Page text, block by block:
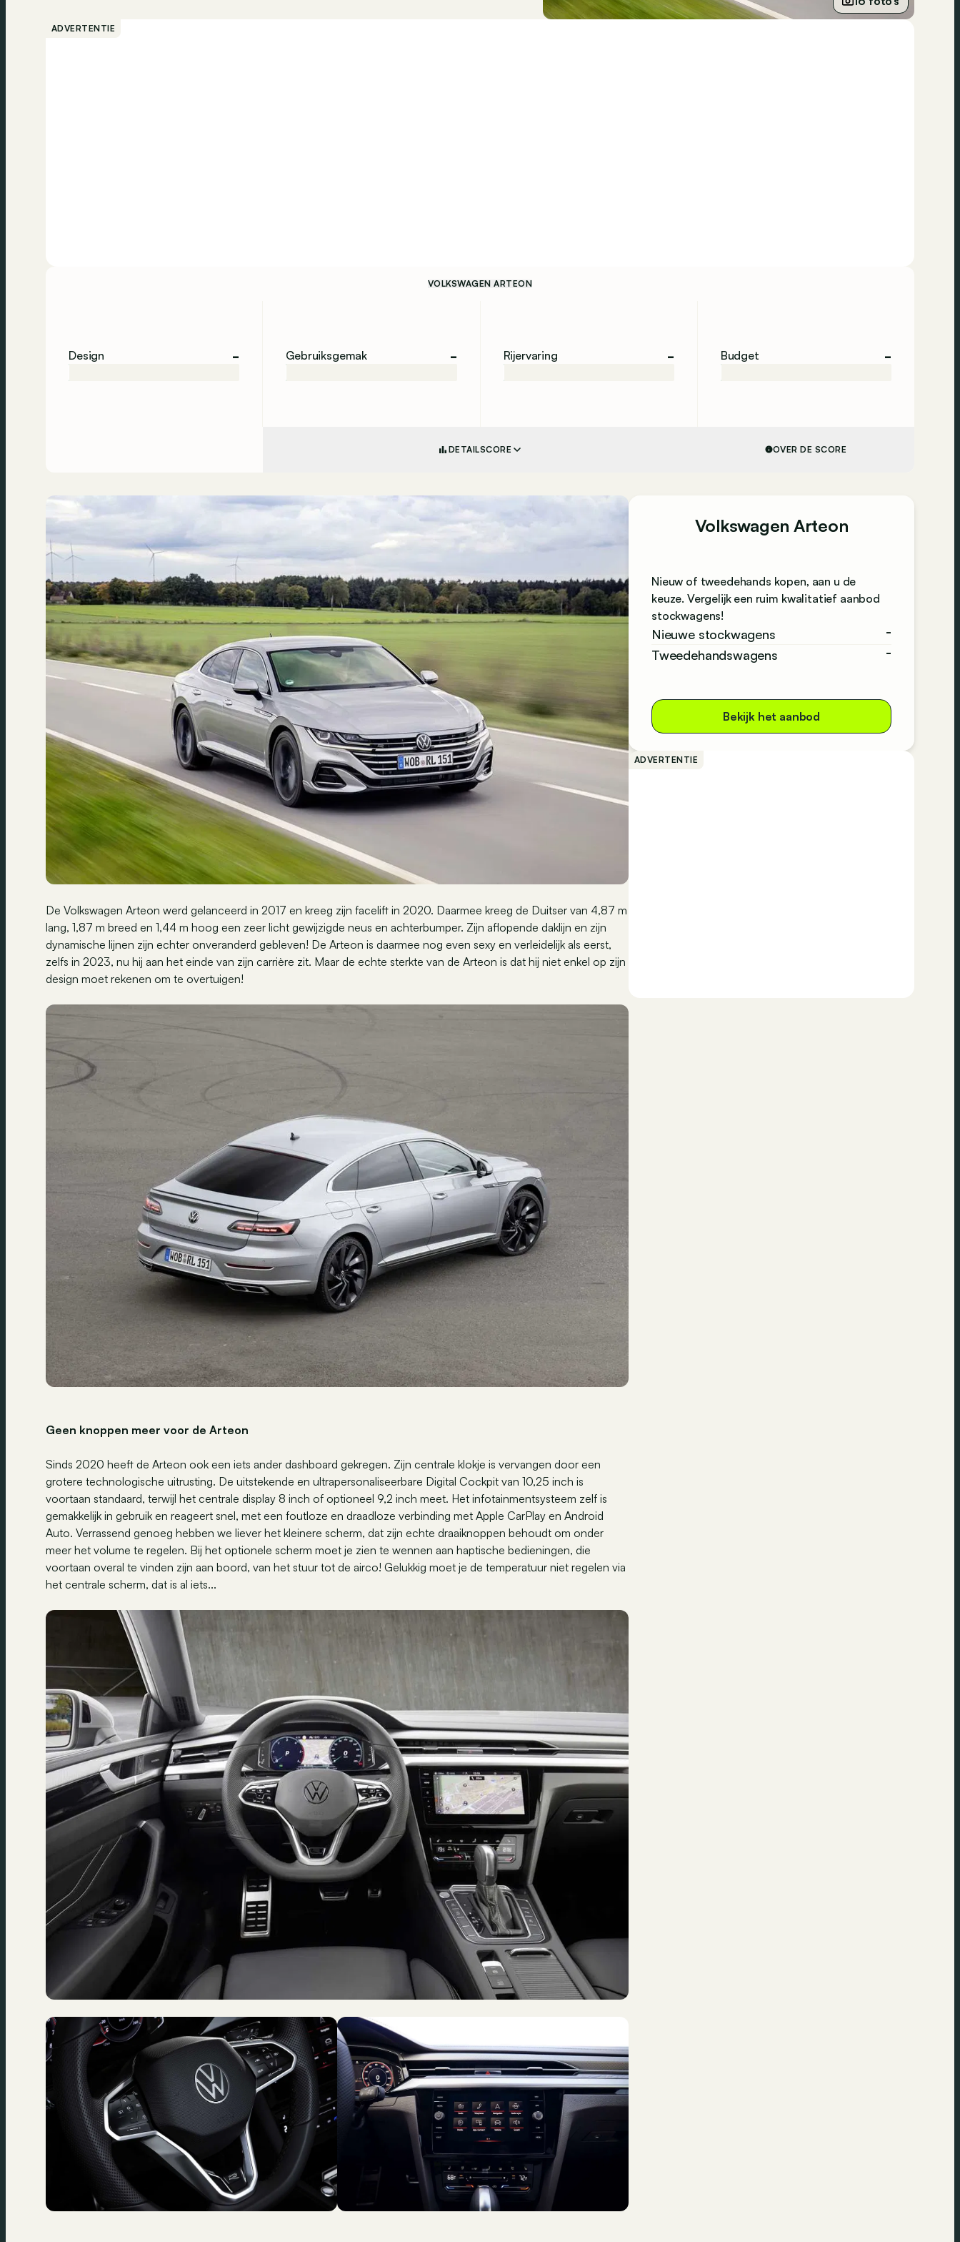
ADVERTENTIE
VOLKSWAGEN ARTEON
Design - Gebruiksgemak - Rijervaring - Budget -
DETAILSCORE OVER DE SCORE
De Volkswagen Arteon werd gelanceerd in 2017 en kreeg zijn facelift in 2020. Daarmee kreeg de Duitser van 4,87 m
lang, 1,87 m breed en 1,44 m hoog een zeer licht gewijzigde neus en achterbumper. Zijn aflopende daklijn en zijn
dynamische lijnen zijn echter onveranderd gebleven! De Arteon is daarmee nog even sexy en verleidelijk als eerst,
zelfs in 2023, nu hij aan het einde van zijn carrière zit. Maar de echte sterkte van de Arteon is dat hij niet enkel op zijn
design moet rekenen om te overtuigen!
Geen knoppen meer voor de Arteon
Sinds 2020 heeft de Arteon ook een iets ander dashboard gekregen. Zijn centrale klokje is vervangen door een
grotere technologische uitrusting. De uitstekende en ultrapersonaliseerbare Digital Cockpit van 10,25 inch is
voortaan standaard, terwijl het centrale display 8 inch of optioneel 9,2 inch meet. Het infotainmentsysteem zelf is
gemakkelijk in gebruik en reageert snel, met een foutloze en draadloze verbinding met Apple CarPlay en Android
Auto. Verrassend genoeg hebben we liever het kleinere scherm, dat zijn echte draaiknoppen behoudt om onder
meer het volume te regelen. Bij het optionele scherm moet je zien te wennen aan haptische bedieningen, die
voortaan overal te vinden zijn aan boord, van het stuur tot de airco! Gelukkig moet je de temperatuur niet regelen via
het centrale scherm, dat is al iets...
Volkswagen Arteon
Nieuw of tweedehands kopen, aan u de
keuze. Vergelijk een ruim kwalitatief aanbod
stockwagens!
Nieuwe stockwagens
-
Tweedehandswagens
-
Bekijk het aanbod
ADVERTENTIE